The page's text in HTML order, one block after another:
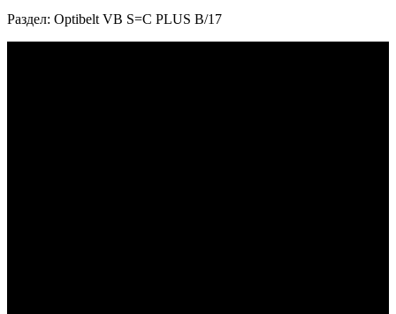
Раздел: Optibelt VB S=C PLUS B/17